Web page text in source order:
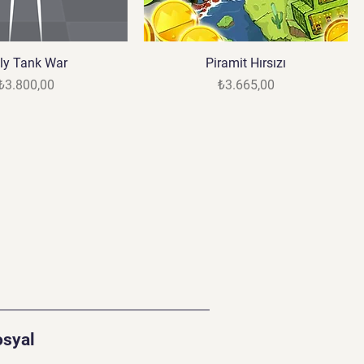
Tank War
Piramit Hırsızı
Fiyat
₺3.665,00